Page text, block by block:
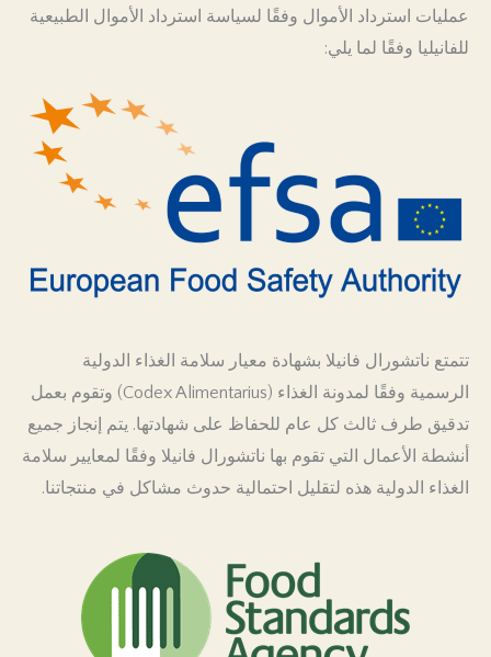
عمليات استرداد الأموال وفقًا لسياسة استرداد الأموال الطبيعية
للفانيليا وفقًا لما يلي:
تتمتع ناتشورال فانيلا بشهادة معيار سلامة الغذاء الدولية
الرسمية وفقًا لمدونة الغذاء (Codex Alimentarius) وتقوم بعمل
تدقيق طرف ثالث كل عام للحفاظ على شهادتها. يتم إنجاز جميع
أنشطة الأعمال التي تقوم بها ناتشورال فانيلا وفقًا لمعايير سلامة
الغذاء الدولية هذه لتقليل احتمالية حدوث مشاكل في منتجاتنا.